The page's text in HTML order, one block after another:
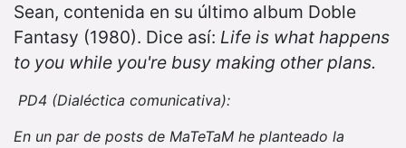
Sean, contenida en su último album Doble
Fantasy (1980). Dice así: Life is what happens
to you while you're busy making other plans.
PD4 (Dialéctica comunicativa):
En un par de posts de MaTeTaM he planteado la